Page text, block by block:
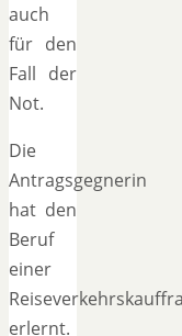
auch
für den
Fall der
Not.
Die
Antragsgegnerin
hat den
Beruf
einer
erlernt.